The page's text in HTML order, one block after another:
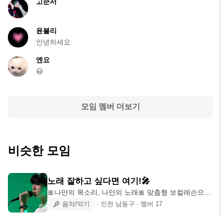
윤블리
안녕하세요
엔요
😃
모임 멤버 더보기
비슷한 모임
노래 잘하고 싶다면 여기!🎤
🎀나만의 목소리, 나만의 노래🎀 맞춤형 보컬레슨으로
초보부터 고급자까지
음악/악기 ∙ 인천 남동구 ∙ 멤버 17